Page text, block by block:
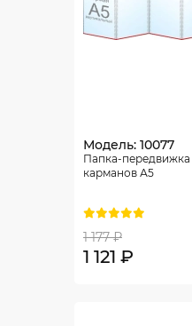
Модель: 10077
Папка-передвижка
карманов А5
1 177 ₽
1 121 ₽